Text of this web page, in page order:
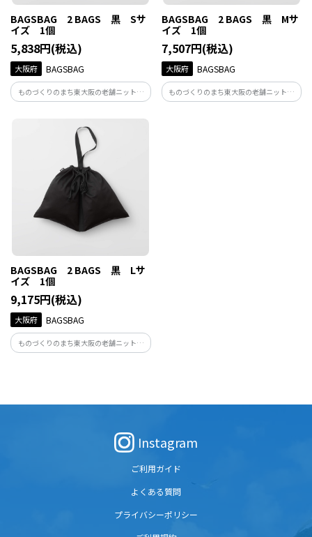
BAGSBAG 2 BAGS 黒 Sサ
イズ 1個
5,838円(税込)
大阪府 BAGSBAG
ものづくりのまち東大阪の老舗ニット生
地メーカーが手がけるこれまでにありそ
うでなかったデザインの巾着袋。 ちょっ
とそこまでのお出かけから旅行まで。自
由な使い方でくらしに寄り添う
BAGSBAG。
BAGSBAG 2 BAGS 黒 Mサ
イズ 1個
7,507円(税込)
大阪府 BAGSBAG
ものづくりのまち東大阪の老舗ニット生
地メーカーが手がけるこれまでにありそ
BAGSBAG 2 BAGS 黒 Lサ
イズ 1個
9,175円(税込)
大阪府 BAGSBAG
ものづくりのまち東大阪の老舗ニット生
地メーカーが手がけるこれまでにありそ
BAGSBAG。
Instagram
ご利用ガイド
よくある質問
プライバシーポリシー